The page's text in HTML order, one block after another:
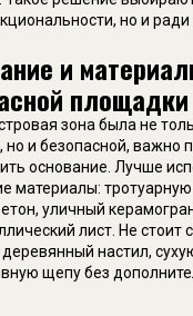
но и
и
площадки
зона была не
но и безопасной, важно
основание. Лучше
материалы: тротуарную
уличный
лист. Не стоит
настил,
щепу без